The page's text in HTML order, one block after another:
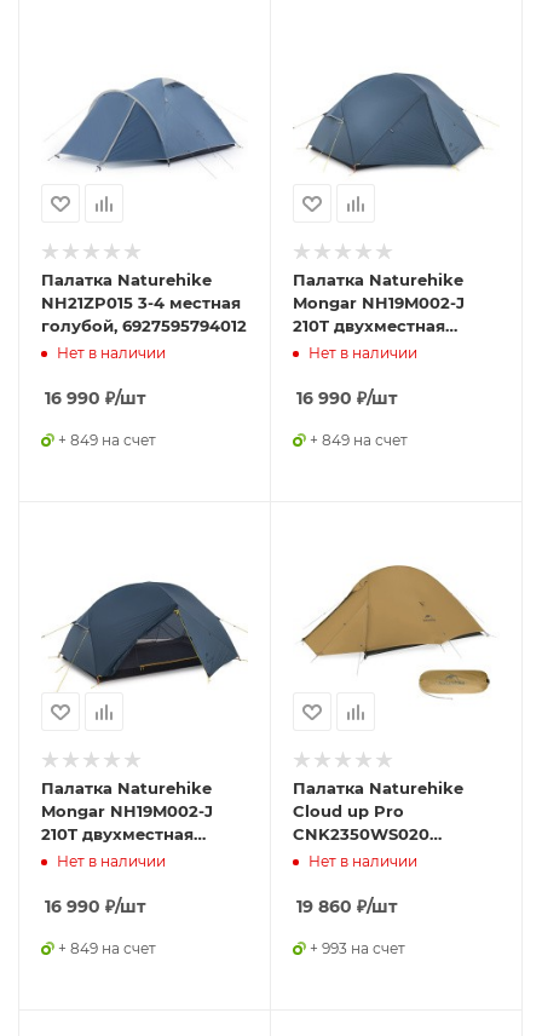
Палатка Naturehike
NH21ZP015 3-4 местная
голубой, 6927595794012
Нет в наличии
16 990 ₽/шт
+ 849 на счет
Палатка Naturehike
Mongar NH19M002-J
210T двухместная
сверхлегкая, синяя
6975641882596
Нет в наличии
16 990 ₽/шт
+ 849 на счет
Палатка Naturehike
Mongar NH19M002-J
210T двухместная
сверхлегкая, синяя
6975641880998
Нет в наличии
16 990 ₽/шт
+ 849 на счет
Палатка Naturehike
Cloud up Pro
CNK2350WS020
двухместная
6976507662550
Нет в наличии
19 860 ₽/шт
+ 993 на счет